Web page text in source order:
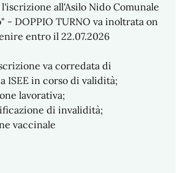
all'Asilo Nido Comunale
- DOPPIO TURNO va inoltrata on
entro il 22.07.2026
va corredata di
ISEE in corso di validità;
lavorativa;
di invalidità;
vaccinale